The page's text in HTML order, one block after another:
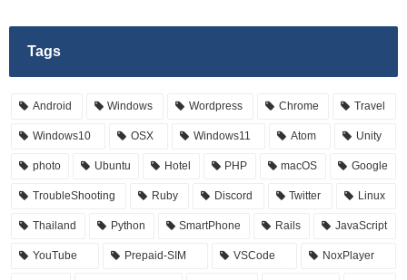
Tags
Android Windows Wordpress Chrome Travel
Windows10 OSX Windows11 Atom Unity
photo Ubuntu Hotel PHP macOS Google
TroubleShooting Ruby Discord Twitter Linux
Thailand Python SmartPhone Rails JavaScript
YouTube Prepaid-SIM VSCode NoxPlayer